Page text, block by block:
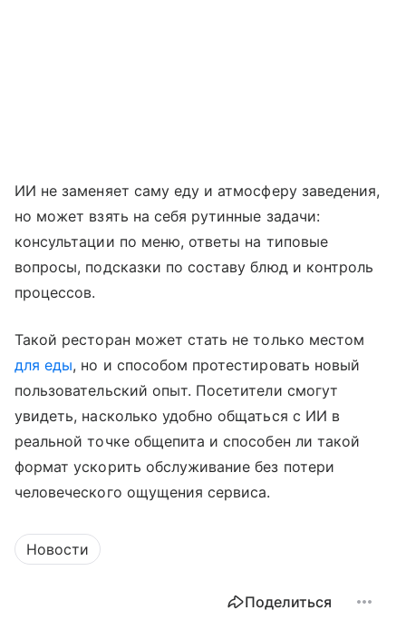
ИИ не заменяет саму еду и атмосферу заведения,
но может взять на себя рутинные задачи:
консультации по меню, ответы на типовые
вопросы, подсказки по составу блюд и контроль
процессов.
Такой ресторан может стать не только местом
для еды, но и способом протестировать новый
пользовательский опыт. Посетители смогут
увидеть, насколько удобно общаться с ИИ в
реальной точке общепита и способен ли такой
формат ускорить обслуживание без потери
человеческого ощущения сервиса.
Новости
Поделиться